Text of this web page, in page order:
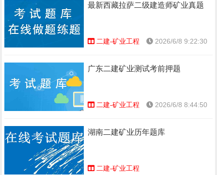
最新西藏拉萨二级建造师矿业真题
二建-矿业工程 2026/6/8 9:22:30
广东二建矿业测试考前押题
二建-矿业工程 2026/6/8 8:44:50
湖南二建矿业历年题库
二建-矿业工程